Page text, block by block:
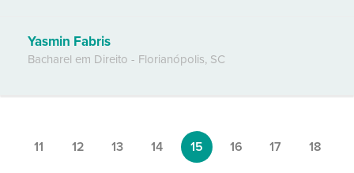
Yasmin Fabris
Bacharel em Direito - Florianópolis, SC
11 12 13 14 15 16 17 18